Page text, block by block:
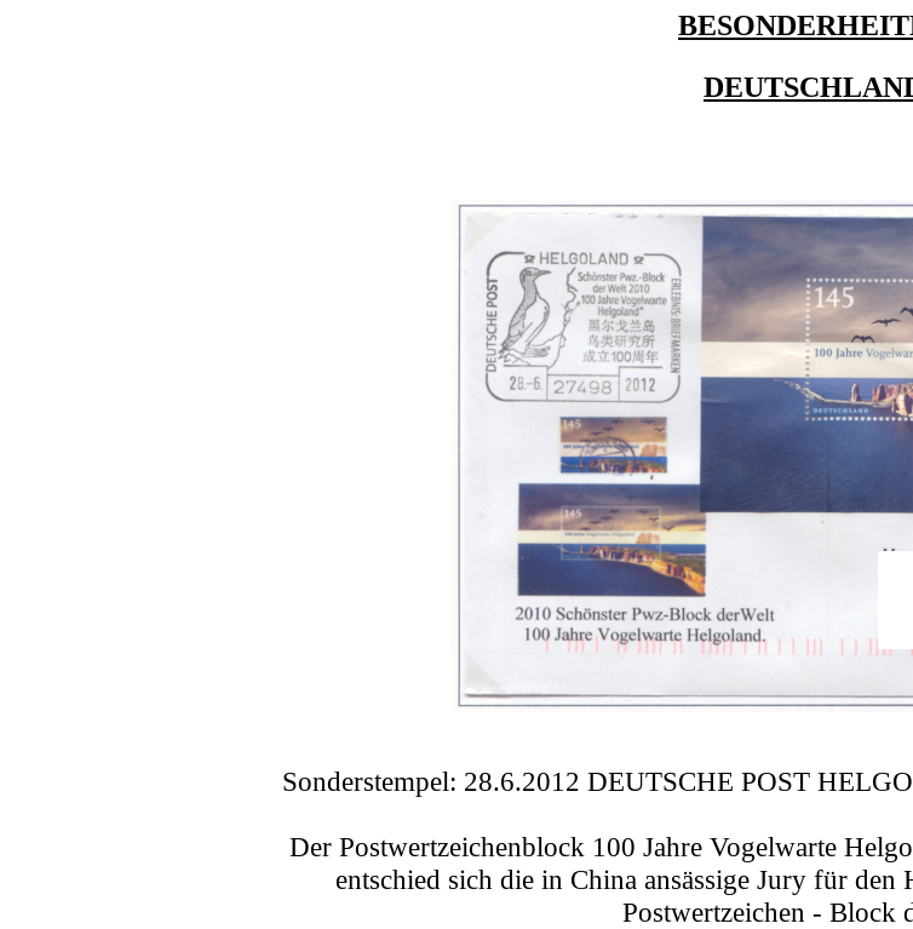
Sonderstempel: 28.6.2012 DEUTSCHE POST
Der Postwertzeichenblock 100 Jahre Vogelwarte
entschied sich die in China ansässige Jury für
Postwertzeichen - Block